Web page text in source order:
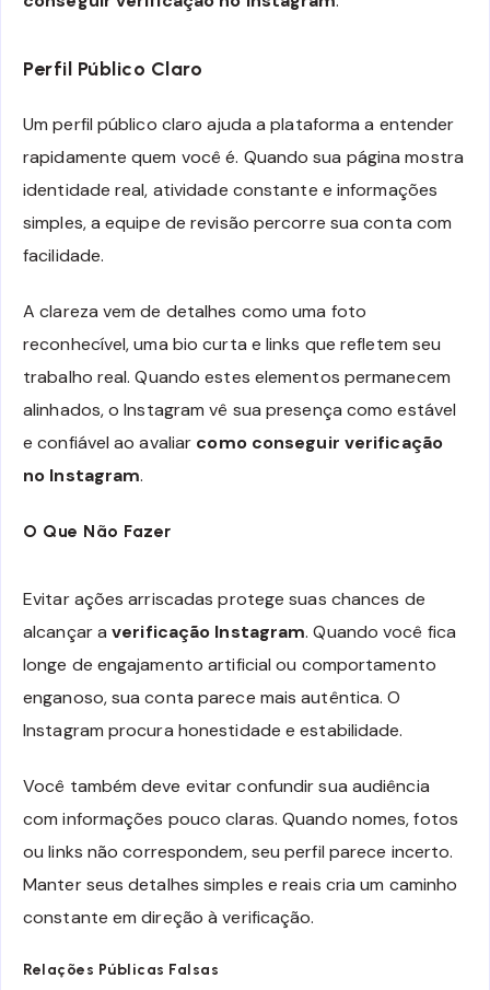
Perfil Público Claro
Um perfil público claro ajuda a plataforma a entender
rapidamente quem você é. Quando sua página mostra
identidade real, atividade constante e informações
simples, a equipe de revisão percorre sua conta com
facilidade.
A clareza vem de detalhes como uma foto
reconhecível, uma bio curta e links que refletem seu
trabalho real. Quando estes elementos permanecem
alinhados, o Instagram vê sua presença como estável
e confiável ao avaliar como conseguir verificação
no Instagram.
O Que Não Fazer
Evitar ações arriscadas protege suas chances de
alcançar averificação Instagram. Quando você fica
longe de engajamento artificial ou comportamento
enganoso, sua conta parece mais autêntica. O
Instagram procura honestidade e estabilidade.
Você também deve evitar confundir sua audiência
com informações pouco claras. Quando nomes, fotos
ou links não correspondem, seu perfil parece incerto.
Manter seus detalhes simples e reais cria um caminho
constante em direção à verificação.
Relações Públicas Falsas